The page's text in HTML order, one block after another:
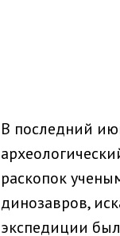
В последний
раскопок
динозавров,
экспедиции